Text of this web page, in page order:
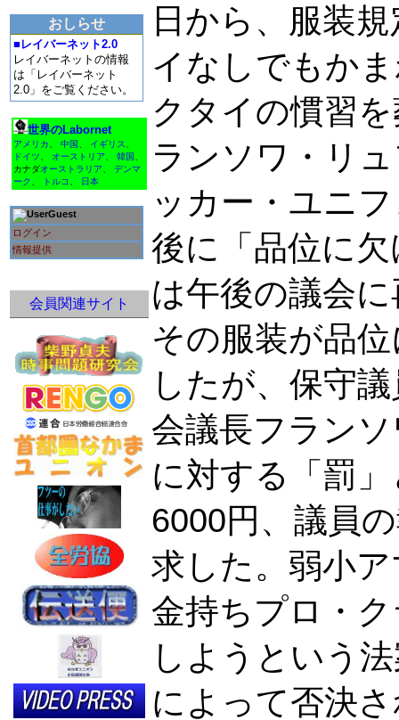
おしらせ
■レイバーネット2.0
レイバーネットの情報
は「レイバーネット
2.0」をご覧ください。
世界のLabornet
アメリカ 中国 イギリス
ドイツ
オーストリア 韓国
カナダオーストラリア
デンマ
ーク
トルコ 日本
Guest
ログイン
情報提供
会員関連サイト
日から、服装
イなしでもか
クタイの慣習
ランソワ・リ
ッカー・ユニ
後に「品位に
は午後の議会
その服装が品
したが、保守
会議長フラン
に対する「罰
6000円、議員
求した。弱小
金持ちプロ・
しようという
によって否決